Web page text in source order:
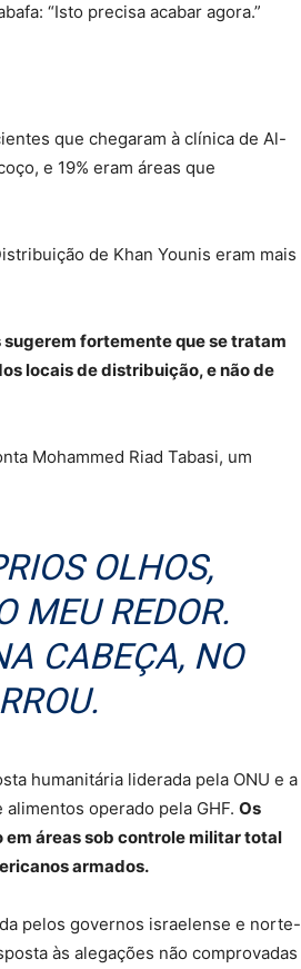
“Isto precisa acabar agora.”
que chegaram à clínica de Al-
e 19% eram áreas que
de Khan Younis eram mais
fortemente que se tratam
locais de distribuição, e não de
Mohammed Riad Tabasi, um
OLHOS,
MEU REDOR.
CABEÇA, NO
humanitária liderada pela ONU e a
operado pela GHF. Os
áreas sob controle militar total
armados.
pelos governos israelense e norte-
às alegações não comprovadas